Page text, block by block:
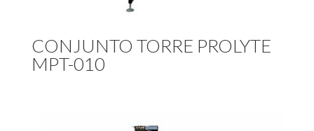
CONJUNTO TORRE PROLYTE
MPT-010